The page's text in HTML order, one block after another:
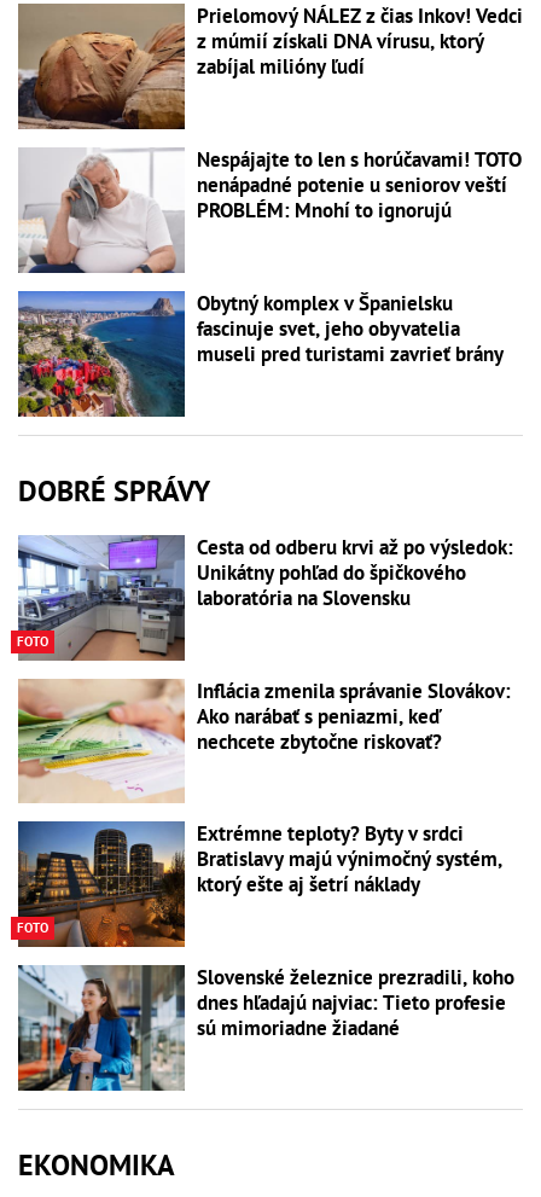
Prielomový NÁLEZ z čias Inkov! Vedci
z múmií získali DNA vírusu, ktorý
zabíjal milióny ľudí
Nespájajte to len s horúčavami! TOTO
nenápadné potenie u seniorov veští
PROBLÉM: Mnohí to ignorujú
Obytný komplex v Španielsku
fascinuje svet, jeho obyvatelia
museli pred turistami zavrieť brány
DOBRÉ SPRÁVY
FOTO
Cesta od odberu krvi až po výsledok:
Unikátny pohľad do špičkového
laboratória na Slovensku
Inflácia zmenila správanie Slovákov:
Ako narábať s peniazmi, keď
nechcete zbytočne riskovať?
FOTO
Extrémne teploty? Byty v srdci
Bratislavy majú výnimočný systém,
ktorý ešte aj šetrí náklady
Slovenské železnice prezradili, koho
dnes hľadajú najviac: Tieto profesie
sú mimoriadne žiadané
EKONOMIKA